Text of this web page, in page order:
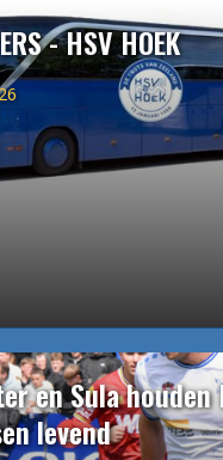
- HSV HOEK
en Sula houden
levend